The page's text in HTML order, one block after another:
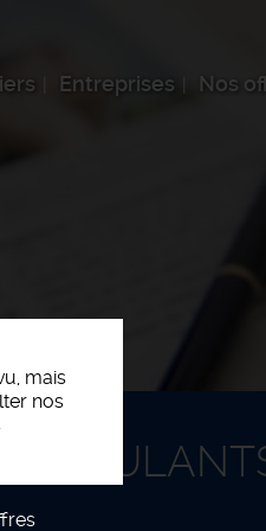
Entreprises Nos
mais
nos